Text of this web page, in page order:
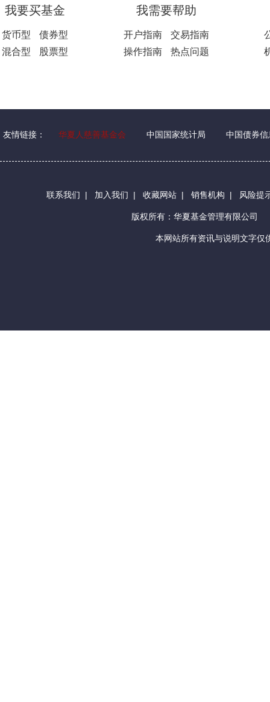
我要买基金
货币型
债券型
混合型
股票型
我需要帮助
开户指南
交易指南
操作指南
热点问题
友情链接： 华夏人慈善基金会 中国国家统计局 中国债券信
联系我们 | 加入我们 | 收藏网站 | 销售机构 | 风险提
版权所有：华夏基金管理有限公司
本网站所有资讯与说明文字仅